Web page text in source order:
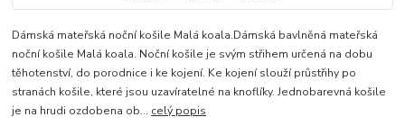
Dámská mateřská noční košile Malá koala.Dámská bavlněná mateřská
noční košile Malá koala. Noční košile je svým střihem určená na dobu
těhotenství, do porodnice i ke kojení. Ke kojení slouží průstřihy po
stranách košile, které jsou uzavíratelné na knoflíky. Jednobarevná košile
je na hrudi ozdobena ob... celý popis